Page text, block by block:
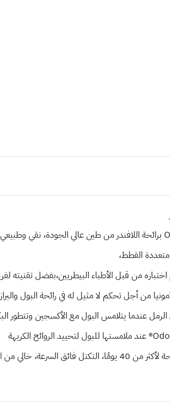
القطط،
من قبل الأطباء البيطريين،بفضل تقنيته
من أجل تحكم لا مثيل له في رائحة البول
عندما يتلامس البول مع الأكسجين وتتطور
خالي من الغبار